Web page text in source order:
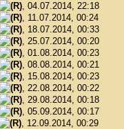
, 04.07.2014, 22:18
, 11.07.2014, 00:24
, 18.07.2014, 00:33
, 25.07.2014, 00:20
, 01.08.2014, 00:23
, 08.08.2014, 00:21
, 15.08.2014, 00:23
, 22.08.2014, 00:22
, 29.08.2014, 00:18
, 05.09.2014, 00:17
, 12.09.2014, 00:29